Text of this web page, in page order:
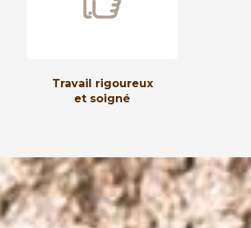
Travail rigoureux
et soigné